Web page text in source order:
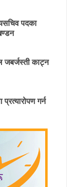
पदका
जबर्जस्ती काट्न
गर्न